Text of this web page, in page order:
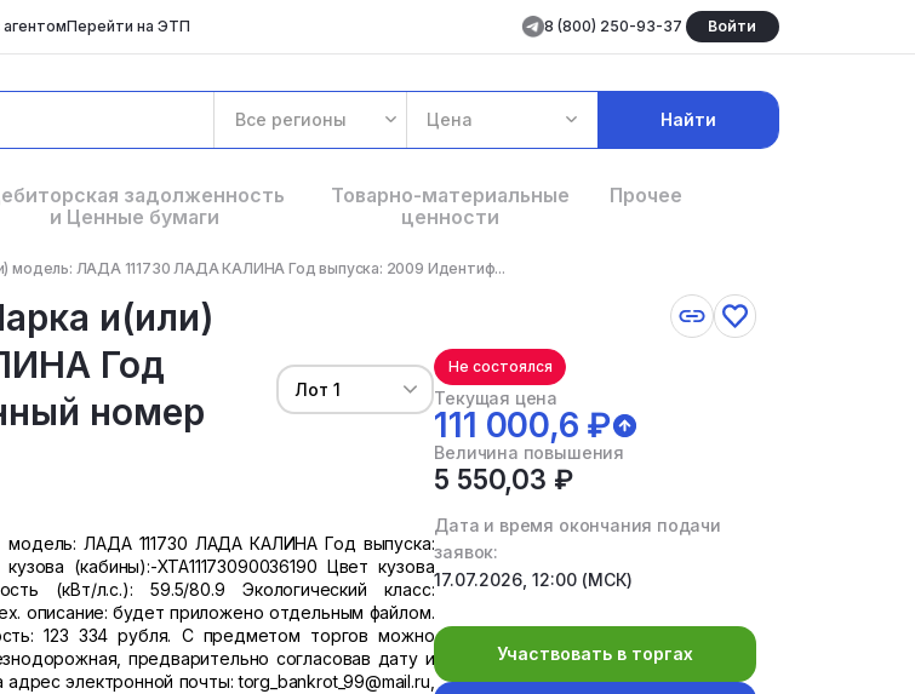
агентомПерейти на ЭТП 8 (800) 250-93-37 Войти
Все регионы Цена Найти
задолженность
и Ценные бумаги
Товарно-материальные
ценности
Прочее
модель: ЛАДА 111730 ЛАДА КАЛИНА Год выпуска: 2009 Идентиф...
и(или)
Год
номер
Лот 1
модель: ЛАДА 111730 ЛАДА КАЛИНА Год выпуска:
(кабины):-XTA11173090036190 Цвет кузова
(кВт/л.с.): 59.5/80.9 Экологический класс:
описание: будет приложено отдельным файлом.
123 334 рубля. С предметом торгов можно
предварительно согласовав дату и
электронной почты: torg_bankrot_99@mail.ru,
Не состоялся
Текущая цена
111 000,6 ₽
Величина повышения
5 550,03 ₽
Дата и время окончания подачи
заявок:
17.07.2026, 12:00 (МСК)
Участвовать в торгах